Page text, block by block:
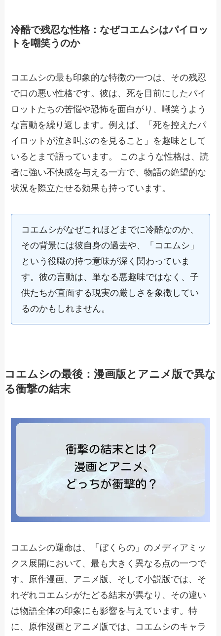
冷酷で残忍な性格：なぜコエムシはパイロッ
トを嘲笑うのか
コエムシの最も印象的な特徴の一つは、その残忍
で口の悪い性格です。彼は、死を目前にしたパイ
ロットたちの苦悩や恐怖を面白がり、嘲笑うよう
な言動を繰り返します。例えば、「死を控えたパ
イロットが泣き叫ぶのを見ること」を趣味として
いるとまで語っています。 このような性格は、読
者に強い不快感を与える一方で、物語の絶望的な
状況を際立たせる効果も持っています。
コエムシがなぜこれほどまでに冷酷なのか、
その背景には彼自身の過去や、「コエムシ」
という役職の持つ意味が深く関わっていま
す。彼の言動は、単なる悪趣味ではなく、子
供たちが直面する現実の厳しさを象徴してい
るのかもしれません。
コエムシの最後：漫画版とアニメ版で異な
る衝撃の結末
コエムシの運命は、「ぼくらの」のメディアミッ
クス展開において、最も大きく異なる点の一つで
す。原作漫画、アニメ版、そして小説版では、そ
れぞれコエムシがたどる結末が異なり、その違い
は物語全体の印象にも影響を与えています。特
に、原作漫画とアニメ版では、コエムシのキャラ